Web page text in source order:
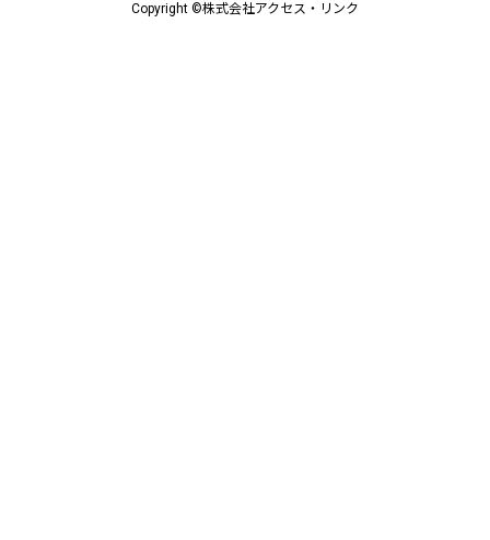
Copyright ©株式会社アクセス・リンク